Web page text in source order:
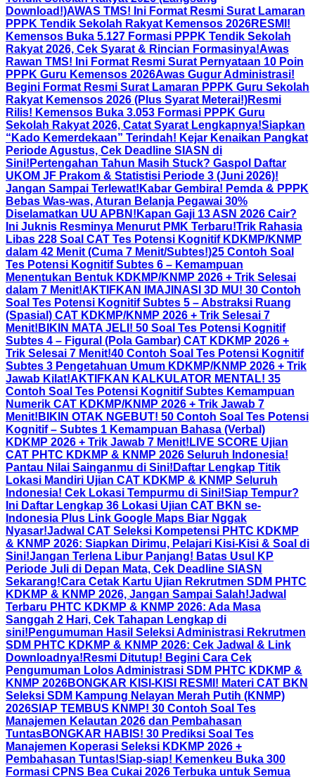
Download!)AWAS TMS! Ini Format Resmi Surat Lamaran
PPPK Tendik Sekolah Rakyat Kemensos 2026RESMI!
Kemensos Buka 5.127 Formasi PPPK Tendik Sekolah
Rakyat 2026, Cek Syarat & Rincian Formasinya!Awas
Rawan TMS! Ini Format Resmi Surat Pernyataan 10 Poin
PPPK Guru Kemensos 2026Awas Gugur Administrasi!
Begini Format Resmi Surat Lamaran PPPK Guru Sekolah
Rakyat Kemensos 2026 (Plus Syarat Meterai!)Resmi
Rilis! Kemensos Buka 3.053 Formasi PPPK Guru
Sekolah Rakyat 2026, Catat Syarat Lengkapnya!Siapkan
“Kado Kemerdekaan” Terindah! Kejar Kenaikan Pangkat
Periode Agustus, Cek Deadline SIASN di
Sini! Pertengahan Tahun Masih Stuck? Gaspol Daftar
UKOM JF Prakom & Statistisi Periode 3 (Juni 2026)!
Jangan Sampai Terlewat! Kabar Gembira! Pemda & PPPK
Bebas Was-was, Aturan Belanja Pegawai 30%
Diselamatkan UU APBN! Kapan Gaji 13 ASN 2026 Cair?
Ini Juknis Resminya Menurut PMK Terbaru!Trik Rahasia
Libas 228 Soal CAT Tes Potensi Kognitif KDKMP/KNMP
dalam 42 Menit (Cuma 7 Menit/Subtes!)25 Contoh Soal
Tes Potensi Kognitif Subtes 6 – Kemampuan
Menentukan Bentuk KDKMP/KNMP 2026 + Trik Selesai
dalam 7 Menit!AKTIFKAN IMAJINASI 3D MU! 30 Contoh
Soal Tes Potensi Kognitif Subtes 5 – Abstraksi Ruang
(Spasial) CAT KDKMP/KNMP 2026 + Trik Selesai 7
Menit! BIKIN MATA JELI! 50 Soal Tes Potensi Kognitif
Subtes 4 – Figural (Pola Gambar) CAT KDKMP 2026 +
Trik Selesai 7 Menit!40 Contoh Soal Tes Potensi Kognitif
Subtes 3 Pengetahuan Umum KDKMP/KNMP 2026 + Trik
Jawab Kilat!AKTIFKAN KALKULATOR MENTAL! 35
Contoh Soal Tes Potensi Kognitif Subtes Kemampuan
Numerik CAT KDKMP/KNMP 2026 + Trik Jawab 7
Menit! BIKIN OTAK NGEBUT! 50 Contoh Soal Tes Potensi
Kognitif – Subtes 1 Kemampuan Bahasa (Verbal)
KDKMP 2026 + Trik Jawab 7 Menit! LIVE SCORE Ujian
CAT PHTC KDKMP & KNMP 2026 Seluruh Indonesia!
Pantau Nilai Sainganmu di Sini! Daftar Lengkap Titik
Lokasi Mandiri Ujian CAT KDKMP & KNMP Seluruh
Indonesia! Cek Lokasi Tempurmu di Sini!Siap Tempur?
Ini Daftar Lengkap 36 Lokasi Ujian CAT BKN se-
Indonesia Plus Link Google Maps Biar Nggak
Nyasar!Jadwal CAT Seleksi Kompetensi PHTC KDKMP
& KNMP 2026: Siapkan Dirimu, Pelajari Kisi-Kisi & Soal di
Sini!Jangan Terlena Libur Panjang! Batas Usul KP
Periode Juli di Depan Mata, Cek Deadline SIASN
Sekarang!Cara Cetak Kartu Ujian Rekrutmen SDM PHTC
KDKMP & KNMP 2026, Jangan Sampai Salah!Jadwal
Terbaru PHTC KDKMP & KNMP 2026: Ada Masa
Sanggah 2 Hari, Cek Tahapan Lengkap di
sini! Pengumuman Hasil Seleksi Administrasi Rekrutmen
SDM PHTC KDKMP & KNMP 2026: Cek Jadwal & Link
Downloadnya! Resmi Ditutup! Begini Cara Cek
Pengumuman Lolos Administrasi SDM PHTC KDKMP &
KNMP 2026BONGKAR KISI-KISI RESMI! Materi CAT BKN
Seleksi SDM Kampung Nelayan Merah Putih (KNMP)
2026SIAP TEMBUS KNMP! 30 Contoh Soal Tes
Manajemen Kelautan 2026 dan Pembahasan
TuntasBONGKAR HABIS! 30 Prediksi Soal Tes
Manajemen Koperasi Seleksi KDKMP 2026 +
Pembahasan Tuntas!Siap-siap! Kemenkeu Buka 300
Formasi CPNS Bea Cukai 2026 Terbuka untuk Semua